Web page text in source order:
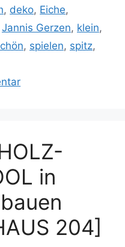
, deko, Eiche,
Jannis Gerzen, klein,
, spielen, spitz,
in
204]